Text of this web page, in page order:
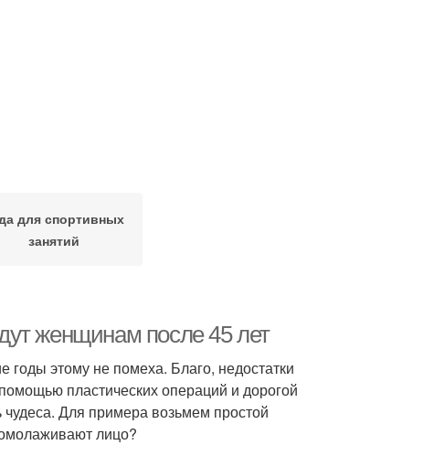
для спортивных
занятий
женщинам после 45 лет
годы этому не помеха. Благо, недостатки
пластических операций и дорогой
Для примера возьмем простой
лицо?